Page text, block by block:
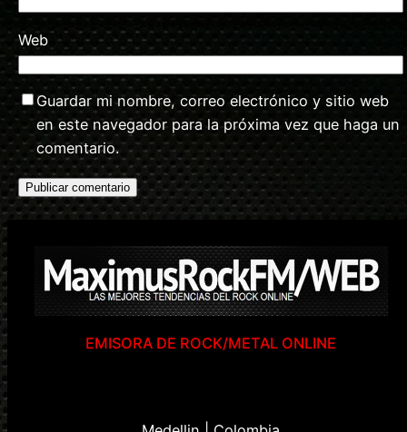
Web
Guardar mi nombre, correo electrónico y sitio web
en este navegador para la próxima vez que haga un
comentario.
EMISORA DE ROCK/METAL ONLINE